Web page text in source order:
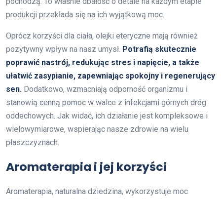
produkcji przekłada się na ich wyjątkową moc.
Oprócz korzyści dla ciała, olejki eteryczne mają również
pozytywny wpływ na nasz umysł. Potrafią skutecznie
poprawić nastrój, redukując stres i napięcie, a także
ułatwić zasypianie, zapewniając spokojny i regenerujący
sen. Dodatkowo, wzmacniają odporność organizmu i
stanowią cenną pomoc w walce z infekcjami górnych dróg
oddechowych. Jak widać, ich działanie jest kompleksowe i
wielowymiarowe, wspierając nasze zdrowie na wielu
płaszczyznach.
Aromaterapia i jej korzyści
Aromaterapia, naturalna dziedzina, wykorzystuje moc